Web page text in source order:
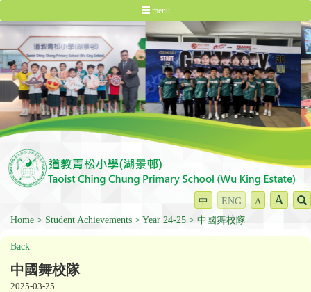
menu
中 ENG A A
Home Student Achievements Year 24-25 中國舞校隊
Back
中國舞校隊
2025-03-25